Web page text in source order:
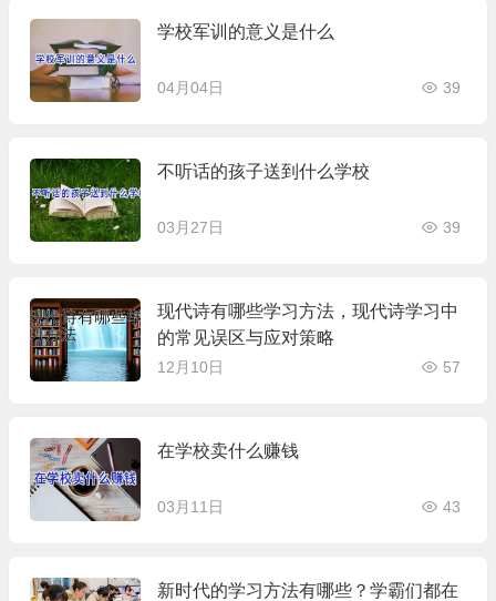
学校军训的意义是什么
04月04日 39
不听话的孩子送到什么学校
03月27日 39
现代诗有哪些学习方法，现代诗学习中
的常见误区与应对策略
12月10日 57
在学校卖什么赚钱
03月11日 43
新时代的学习方法有哪些？学霸们都在